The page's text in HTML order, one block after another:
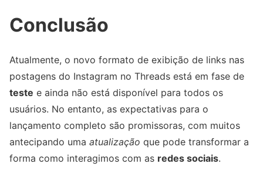
Conclusão
Atualmente, o novo formato de exibição de links nas
postagens do Instagram no Threads está em fase de
teste e ainda não está disponível para todos os
usuários. No entanto, as expectativas para o
lançamento completo são promissoras, com muitos
antecipando uma atualização que pode transformar a
forma como interagimos com as redes sociais.